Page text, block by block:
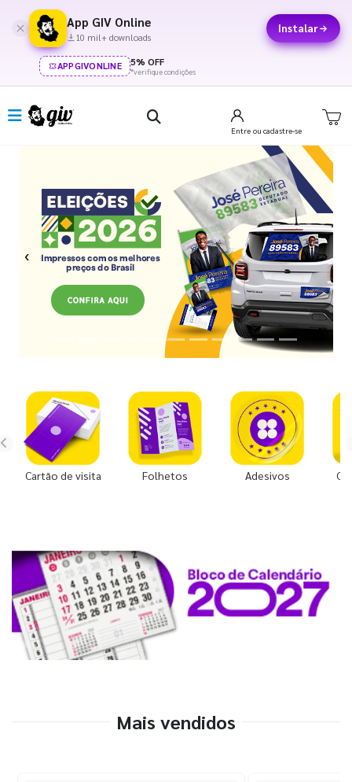
App GIV Online
10 mil+ downloads
Instalar
APPGIVONLINE 5% OFF
*verifique condições
Entre ou cadastre-se
Previous Next
Cartão de visita Folhetos Adesivos
Mais vendidos